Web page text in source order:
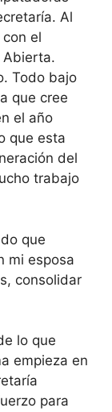
Al
el
Abierta.
Todo bajo
que cree
el año
que esta
del
trabajo
que
mi esposa
consolidar
lo que
empieza en
para